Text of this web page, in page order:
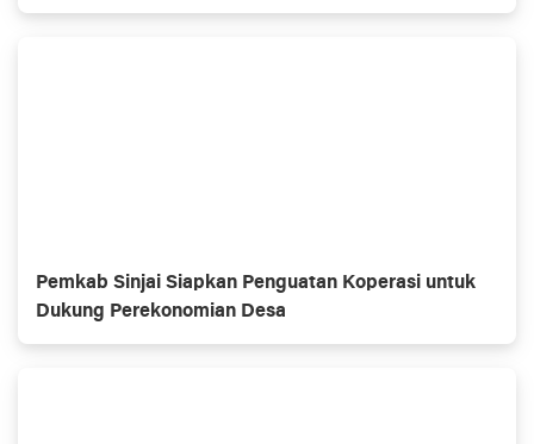
Pemkab Sinjai Siapkan Penguatan Koperasi untuk
Dukung Perekonomian Desa